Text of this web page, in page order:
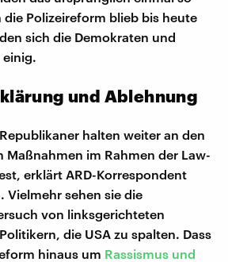
Polizeireform blieb bis heute
sich die Demokraten und
und Ablehnung
halten weiter an den
Maßnahmen im Rahmen der Law-
erklärt ARD-Korrespondent
Vielmehr sehen sie die
von linksgerichteten
die USA zu spalten. Dass
hinaus um Rassismus und